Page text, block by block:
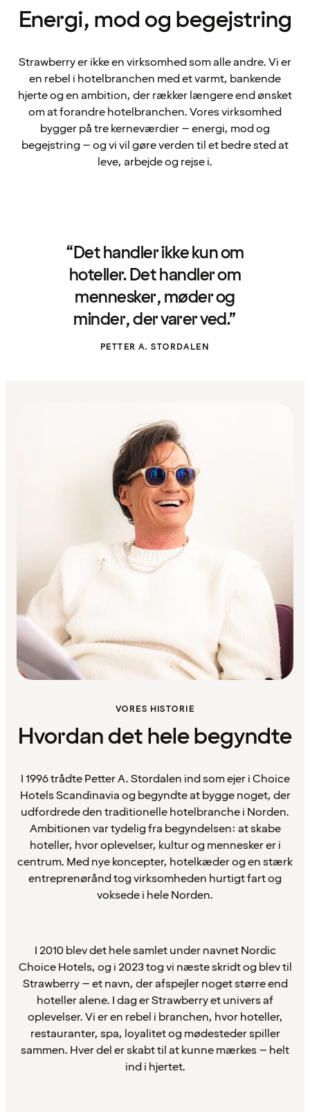
Energi, mod og begejstring
Strawberry er ikke en virksomhed som alle andre. Vi er
en rebel i hotelbranchen med et varmt, bankende
hjerte og en ambition, der rækker længere end ønsket
om at forandre hotelbranchen. Vores virksomhed
bygger på tre kerneværdier – energi, mod og
begejstring – og vi vil gøre verden til et bedre sted at
leve, arbejde og rejse i.
“Det handler ikke kun om
hoteller. Det handler om
mennesker, møder og
minder, der varer ved.”
PETTER A. STORDALEN
VORES HISTORIE
Hvordan det hele begyndte
I 1996 trådte Petter A. Stordalen ind som ejer i Choice
Hotels Scandinavia og begyndte at bygge noget, der
udfordrede den traditionelle hotelbranche i Norden.
Ambitionen var tydelig fra begyndelsen: at skabe
hoteller, hvor oplevelser, kultur og mennesker er i
centrum. Med nye koncepter, hotelkæder og en stærk
entreprenørånd tog virksomheden hurtigt fart og
voksede i hele Norden.
I 2010 blev det hele samlet under navnet Nordic
Choice Hotels, og i 2023 tog vi næste skridt og blev til
Strawberry – et navn, der afspejler noget større end
hoteller alene. I dag er Strawberry et univers af
oplevelser. Vi er en rebel i branchen, hvor hoteller,
restauranter, spa, loyalitet og mødesteder spiller
sammen. Hver del er skabt til at kunne mærkes – helt
ind i hjertet.